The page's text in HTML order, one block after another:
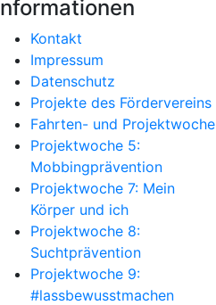
Informationen
Kontakt
Impressum
Datenschutz
Projekte des Fördervereins
Fahrten- und Projektwoche
Projektwoche 5:
Mobbingprävention
Projektwoche 7: Mein
Körper und ich
Projektwoche 8:
Suchtprävention
Projektwoche 9:
#lassbewusstmachen